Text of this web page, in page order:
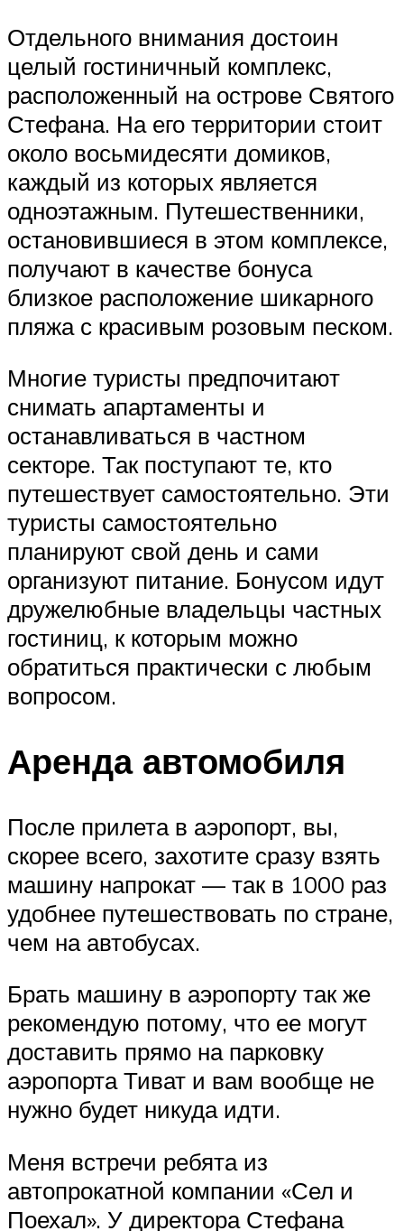
Отдельного внимания достоин
целый гостиничный комплекс,
расположенный на острове Святого
Стефана. На его территории стоит
около восьмидесяти домиков,
каждый из которых является
одноэтажным. Путешественники,
остановившиеся в этом комплексе,
получают в качестве бонуса
близкое расположение шикарного
пляжа с красивым розовым песком.
Многие туристы предпочитают
снимать апартаменты и
останавливаться в частном
секторе. Так поступают те, кто
путешествует самостоятельно. Эти
туристы самостоятельно
планируют свой день и сами
организуют питание. Бонусом идут
дружелюбные владельцы частных
гостиниц, к которым можно
обратиться практически с любым
вопросом.
Аренда автомобиля
После прилета в аэропорт, вы,
скорее всего, захотите сразу взять
машину напрокат — так в 1000 раз
удобнее путешествовать по стране,
чем на автобусах.
Брать машину в аэропорту так же
рекомендую потому, что ее могут
доставить прямо на парковку
аэропорта Тиват и вам вообще не
нужно будет никуда идти.
Меня встречи ребята из
автопрокатной компании «Сел и
Поехал». У директора Стефана